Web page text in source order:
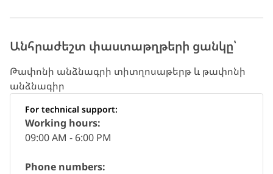
Անհրաժեշտ փաստաթղթերի ցանկը՝
Թափոնի անձնագրի տիտղոսաթերթ և թափոնի
անձնագիր
For technical support:
Working hours:
09:00 AM - 6:00 PM
Phone numbers: